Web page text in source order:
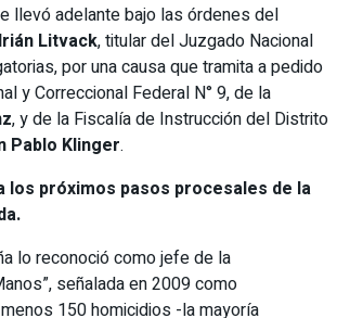
llevó adelante bajo las órdenes del
Litvack, titular del Juzgado Nacional
por una causa que tramita a pedido
y Correccional Federal N° 9, de la
, y de la Fiscalía de Instrucción del Distrito
Pablo Klinger.
los próximos pasos procesales de la
lo reconoció como jefe de la
señalada en 2009 como
150 homicidios -la mayoría